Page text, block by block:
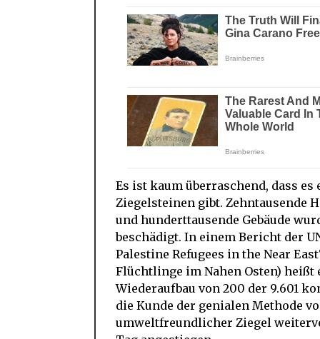
Es ist kaum überraschend, dass
Ziegelsteinen gibt. Zehntausende
und hunderttausende Gebäude
beschädigt. In einem Bericht der
Palestine Refugees in the Near
Flüchtlinge im Nahen Osten)
Wiederaufbau von 200 der 9.601
die Kunde der genialen Methode
umweltfreundlicher Ziegel